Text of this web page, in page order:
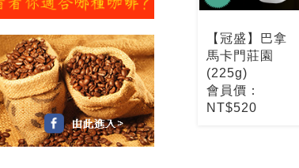
【冠盛】巴拿
馬卡門莊園
(225g)
會員價：
NT$520